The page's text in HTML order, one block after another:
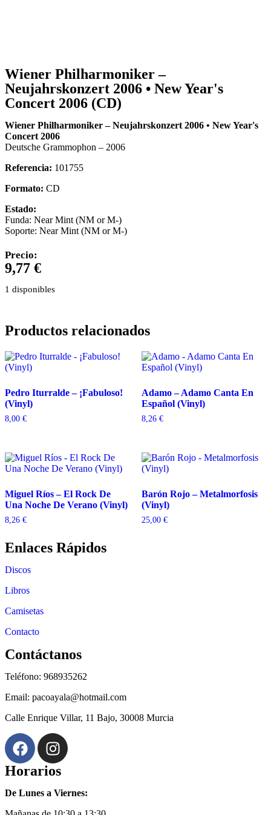
Wiener Philharmoniker –
Neujahrskonzert 2006 • New Year's
Concert 2006 (CD)
Wiener Philharmoniker – Neujahrskonzert 2006 • New Year's
Concert 2006
Deutsche Grammophon – 2006
Referencia: 101755
Formato: CD
Estado:
Funda: Near Mint (NM or M-)
Soporte: Near Mint (NM or M-)
Precio:
9,77 €
1 disponibles
Productos relacionados
Pedro Iturralde – ¡Fabuloso!
(Vinyl)
8,00 €
Adamo – Adamo Canta En
Español (Vinyl)
8,26 €
Miguel Ríos – El Rock De
Una Noche De Verano (Vinyl)
8,26 €
Barón Rojo – Metalmorfosis
(Vinyl)
25,00 €
Enlaces Rápidos
Discos
Libros
Camisetas
Contacto
Contáctanos
Teléfono: 968935262
Email: pacoayala@hotmail.com
Calle Enrique Villar, 11 Bajo, 30008 Murcia
Horarios
De Lunes a Viernes: